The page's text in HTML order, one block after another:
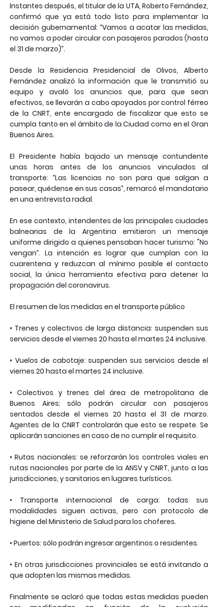
Instantes después, el titular de la UTA, Roberto Fernández,
confirmó que ya está todo listo para implementar la
decisión gubernamental: “Vamos a acatar las medidas,
no vamos a poder circular con pasajeros parados (hasta
el 31 de marzo)”.
Desde la Residencia Presidencial de Olivos, Alberto
Fernández analizó la información que le transmitió su
equipo y avaló los anuncios que, para que sean
efectivos, se llevarán a cabo apoyados por control férreo
de la CNRT, ente encargado de fiscalizar que esto se
cumpla tanto en el ámbito de la Ciudad como en el Gran
Buenos Aires.
El Presidente había bajado un mensaje contundente
unas horas antes de los anuncios vinculados al
transporte: “Las licencias no son para que salgan a
pasear, quédense en sus casas”, remarcó el mandatario
en una entrevista radial.
En ese contexto, intendentes de las principales ciudades
balnearias de la Argentina emitieron un mensaje
uniforme dirigido a quienes pensaban hacer turismo: "No
vengan”. La intención es lograr que cumplan con la
cuarentena y reduzcan al mínimo posible el contacto
social, la única herramienta efectiva para detener la
propagación del coronavirus.
El resumen de las medidas en el transporte público
• Trenes y colectivos de larga distancia: suspenden sus
servicios desde el viernes 20 hasta el martes 24 inclusive.
• Vuelos de cabotaje: suspenden sus servicios desde el
viernes 20 hasta el martes 24 inclusive.
• Colectivos y trenes del área de metropolitana de
Buenos Aires: sólo podrán circular con pasajeros
sentados desde el viernes 20 hasta el 31 de marzo.
Agentes de la CNRT controlarán que esto se respete. Se
aplicarán sanciones en caso de no cumplir el requisito.
• Rutas nacionales: se reforzarán los controles viales en
rutas nacionales por parte de la ANSV y CNRT, junto a las
jurisdicciones, y sanitarios en lugares turísticos.
• Transporte internacional de carga: todas sus
modalidades siguen activas, pero con protocolo de
higiene del Ministerio de Salud para los choferes.
• Puertos: sólo podrán ingresar argentinos o residentes.
• En otras jurisdicciones provinciales se está invitando a
que adopten las mismas medidas.
Finalmente se aclaró que todas estas medidas pueden